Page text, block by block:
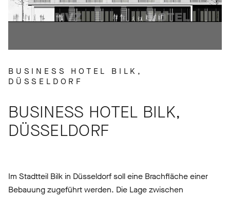
BUSINESS HOTEL BILK,
DÜSSELDORF
BUSINESS HOTEL BILK,
DÜSSELDORF
Im Stadtteil Bilk in Düsseldorf soll eine Brachfläche einer
Bebauung zugeführt werden. Die Lage zwischen